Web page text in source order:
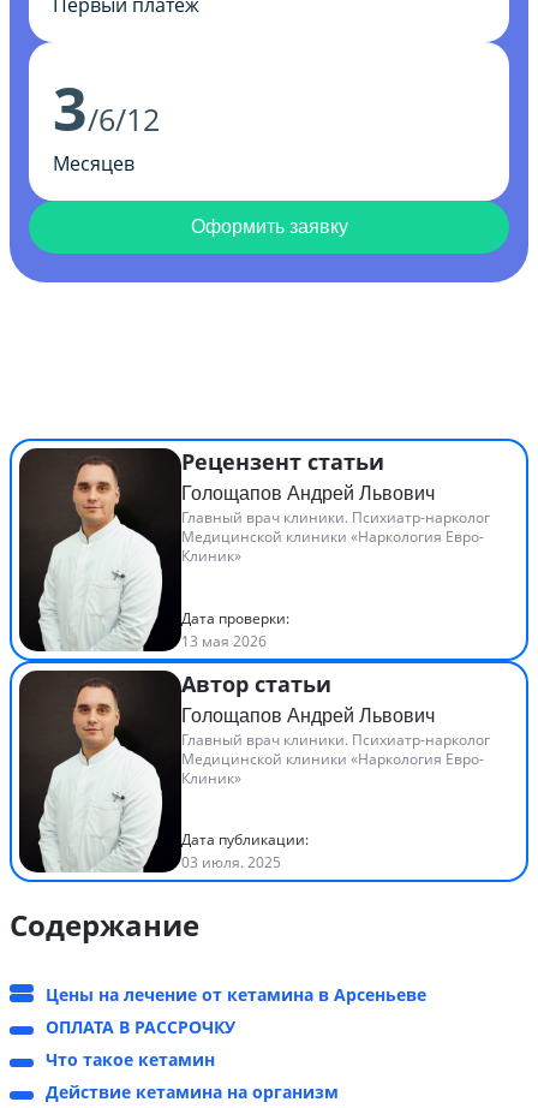
3/6/12
Месяцев
Оформить заявку
Рецензент статьи
Голощапов Андрей Львович
Главный врач клиники. Психиатр-нарколог
Медицинской клиники «Наркология Евро-
Клиник»
Дата проверки:
13 мая 2026
Автор статьи
Голощапов Андрей Львович
Главный врач клиники. Психиатр-нарколог
Медицинской клиники «Наркология Евро-
Клиник»
Дата публикации:
03 июля. 2025
Содержание
Цены на лечение от кетамина в Арсеньеве
ОПЛАТА В РАССРОЧКУ
Что такое кетамин
Действие кетамина на организм